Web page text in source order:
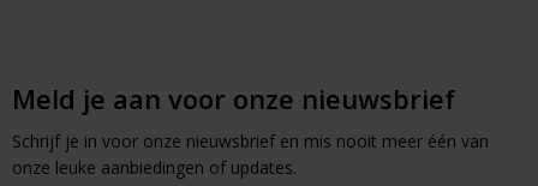
Meld je aan voor onze nieuwsbrief
Schrijf je in voor onze nieuwsbrief en mis nooit meer één van
onze leuke aanbiedingen of updates.